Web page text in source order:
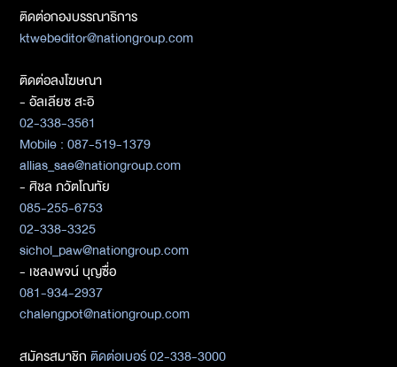
ติดต่อกองบรรณาธิการ
ktwebeditor@nationgroup.com
ติดต่อลงโฆษณา
- อัลเลียซ สะอิ
02-338-3561
Mobile : 087-519-1379
allias_sae@nationgroup.com
- ศิชล ภวัตโณทัย
085-255-6753
02-338-3325
sichol_paw@nationgroup.com
- เชลงพจน์ บุญซื่อ
081-934-2937
chalengpot@nationgroup.com
สมัครสมาชิกติดต่อเบอร์ 02-338-3000